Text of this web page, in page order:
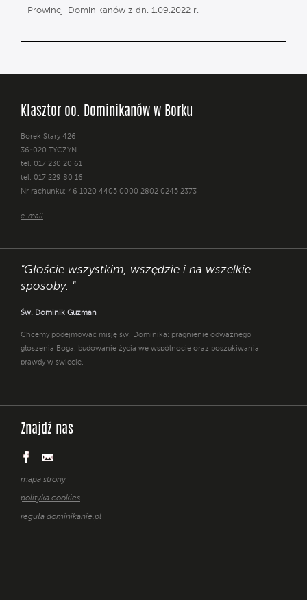
Prowincji Dominikanów z dn. 1.09.2022 r.
Klasztor oo. Dominikanów w Borku
Borek Stary 426
36-020 TYCZYN
tel. 017 230 20 61
tel. 017 229 80 16
Nr rachunku: 46 1020 4405 0000 2802 0245 2373
e-mail
"Głoście wszystkim, wszędzie i na wszelkie
sposoby. "
Św. Dominik Guzman
Chcemy podejmować misję św. Dominika: pragnienie odważnego
głoszenia Boga, budowanie życia we wspólnocie oraz poszukiwania
prawdy w świecie.
Znajdź nas
mapa strony
polityka cookies
reguła dominikanie.pl